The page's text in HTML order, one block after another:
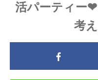
活パーティー
考